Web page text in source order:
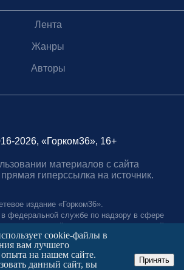
Лента
Жанры
Авторы
2026, «Горком36», 16+
материалов с сайта
гиперссылка на источник.
издание «Горком36».
в федеральной службе по надзору в сфере
технологий и массовых коммуникаций.
ЭЛ № ФС77-88966 от 21 января 2025 г.
автономное учреждение "Агентство
городских коммуникаций"
cookie-файлы в
вам лучшего
опыта на нашем сайте.
данный сайт, вы
Принять